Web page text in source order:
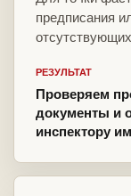
предписания
РЕЗУЛЬТАТ
Проверяем
документы и
инспектору